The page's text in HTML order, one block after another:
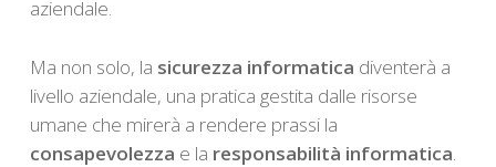
aziendale.
Ma non solo, la sicurezza informatica diventerà a
livello aziendale, una pratica gestita dalle risorse
umane che mirerà a rendere prassi la
consapevolezza e la responsabilità informatica